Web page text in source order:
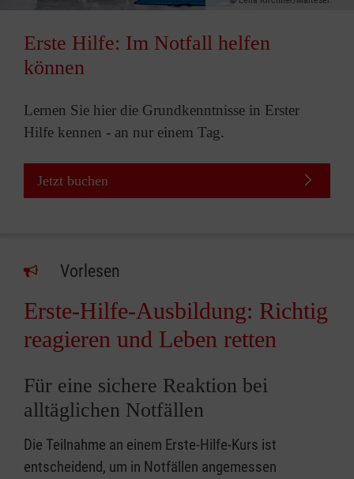
Erste Hilfe: Im Notfall helfen
können
Lernen Sie hier die Grundkenntnisse in Erster
Hilfe kennen - an nur einem Tag.
Jetzt buchen
Vorlesen
Erste-Hilfe-Ausbildung: Richtig
reagieren und Leben retten
Für eine sichere Reaktion bei
alltäglichen Notfällen
Die Teilnahme an einem Erste-Hilfe-Kurs ist
entscheidend, um in Notfällen angemessen